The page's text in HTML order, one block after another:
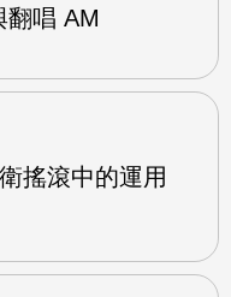
翻唱 AM
搖滾中的運用